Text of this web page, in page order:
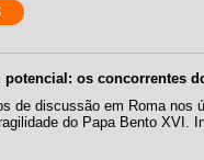
potencial: os concorrentes
de discussão em Roma nos
do Papa Bento XVI.